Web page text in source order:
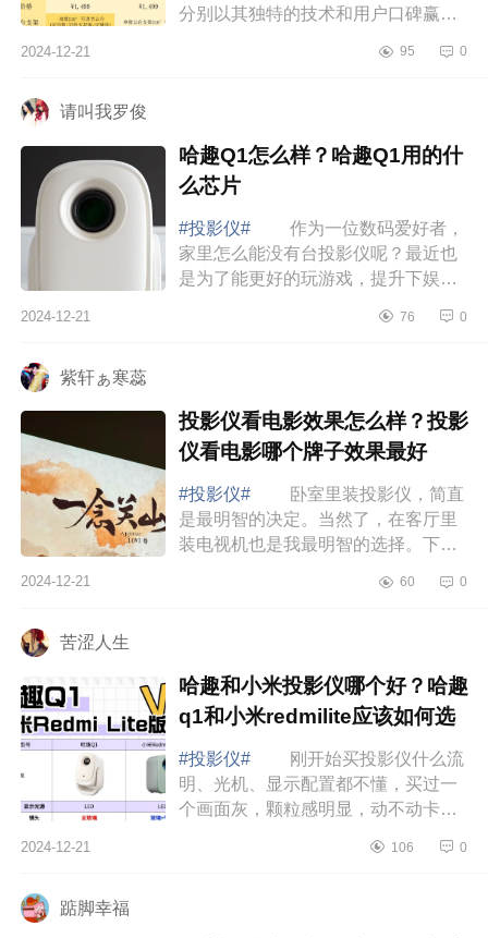
分别以其独特的技术和用户口碑赢得
绍下大眼橙c1d高亮版和小明q5pro比
2024-12-21 95 0
请叫我罗俊
哈趣Q1怎么样？哈趣Q1用的什
么芯片
#投影仪#
作为一位数码爱好者，
家里怎么能没有台投影仪呢？最近也
是为了能更好的玩游戏，提升下娱乐
投影仪，这就是当贝旗下子品牌哈趣
2024-12-21 76 0
紫轩ぁ寒蕊
投影仪看电影效果怎么样？投影
仪看电影哪个牌子效果最好
#投影仪#
卧室里装投影仪，简直
是最明智的决定。当然了，在客厅里
装电视机也是我最明智的选择。下面
怎么样？投影仪看电影哪个牌子效果
2024-12-21 60 0
苦涩人生
哈趣和小米投影仪哪个好？哈趣
q1和小米redmilite应该如何选
#投影仪#
刚开始买投影仪什么流
明、光机、显示配置都不懂，买过一
个画面灰，颗粒感明显，动不动卡退
哈趣和小米给我说是性价比高，下面
2024-12-21 106 0
踮脚幸福